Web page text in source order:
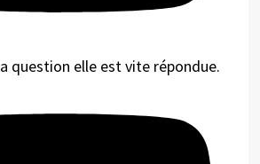
question elle est vite répondue.